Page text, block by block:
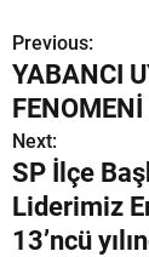
Y
a
z
ı
g
Previous:
YABANCI
Next:
SP İlçe
Liderimiz
13’ncü